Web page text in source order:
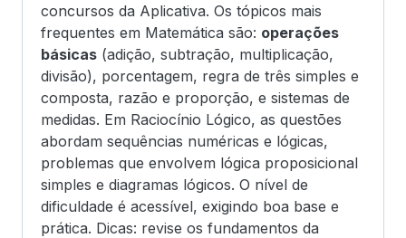
concursos da Aplicativa. Os tópicos mais
frequentes em Matemática são: operações
básicas (adição, subtração, multiplicação,
divisão), porcentagem, regra de três simples e
composta, razão e proporção, e sistemas de
medidas. Em Raciocínio Lógico, as questões
abordam sequências numéricas e lógicas,
problemas que envolvem lógica proposicional
simples e diagramas lógicos. O nível de
dificuldade é acessível, exigindo boa base e
prática. Dicas: revise os fundamentos da